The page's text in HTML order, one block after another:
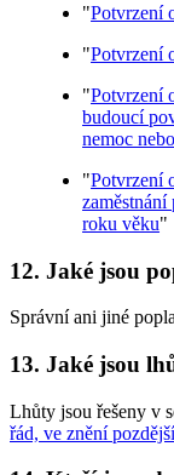
"Potvrzení
"Potvrzení
"Potvrzení
budoucí
nemoc
"Potvrzení
roku věku"
12. Jaké jsou
Správní ani jiné
13. Jaké jsou
Lhůty jsou řešeny v
řád, ve znění